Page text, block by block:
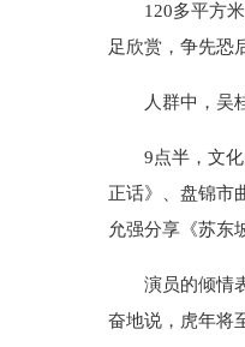
120多平方米
足欣赏，争先恐
人群中，吴桂
9点半，文化大
正话》、盘锦市
允强分享《苏东
演员的倾情表
奋地说，虎年将